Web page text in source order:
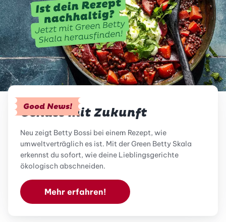
Good News!
Genuss mit Zukunft
Neu zeigt Betty Bossi bei einem Rezept, wie
umweltverträglich es ist. Mit der Green Betty Skala
erkennst du sofort, wie deine Lieblingsgerichte
ökologisch abschneiden.
Mehr erfahren!